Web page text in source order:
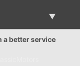
a better service